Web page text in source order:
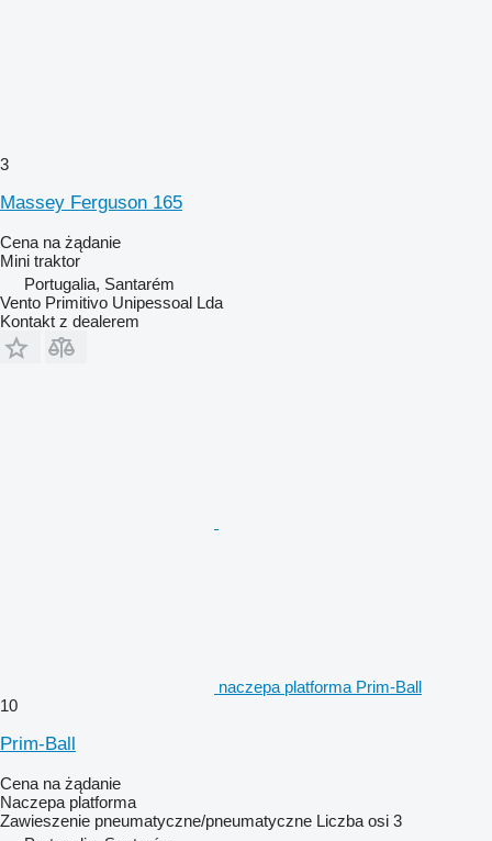
3
Massey Ferguson 165
Cena na żądanie
Mini traktor
Portugalia, Santarém
Vento Primitivo Unipessoal Lda
Kontakt z dealerem
naczepa platforma Prim-Ball
10
Prim-Ball
Cena na żądanie
Naczepa platforma
Zawieszenie pneumatyczne/pneumatyczne Liczba osi 3